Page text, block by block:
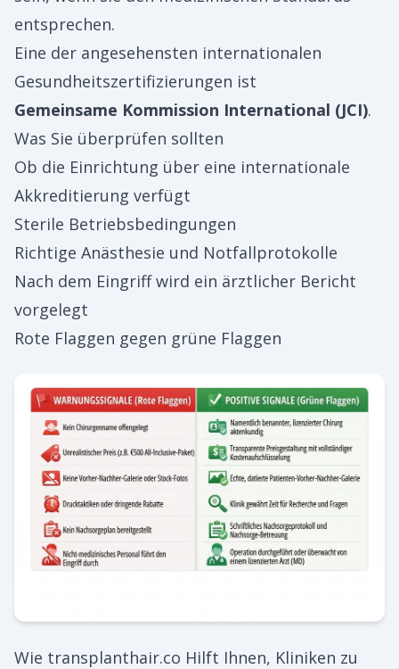
entsprechen.
Eine der angesehensten internationalen
Gesundheitszertifizierungen ist
Gemeinsame Kommission International (JCI).
Was Sie überprüfen sollten
Ob die Einrichtung über eine internationale
Akkreditierung verfügt
Sterile Betriebsbedingungen
Richtige Anästhesie und Notfallprotokolle
Nach dem Eingriff wird ein ärztlicher Bericht
vorgelegt
Rote Flaggen gegen grüne Flaggen
Wie transplanthair.co Hilft Ihnen, Kliniken zu